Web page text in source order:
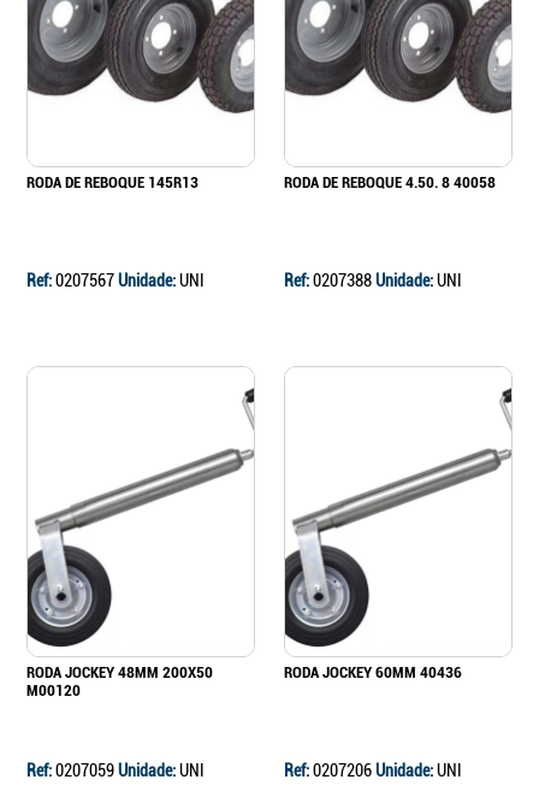
RODA DE REBOQUE 145R13
Ref:0207567Unidade:UNI
RODA DE REBOQUE 4.50. 8 40058
Ref:0207388Unidade:UNI
RODA JOCKEY 48MM 200X50
M00120
Ref:0207059Unidade:UNI
RODA JOCKEY 60MM 40436
Ref:0207206Unidade:UNI
Continuar a comprar